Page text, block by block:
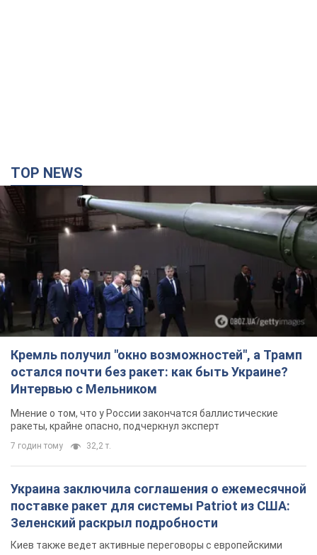
TOP NEWS
Кремль получил "окно возможностей", а Трамп
остался почти без ракет: как быть Украине?
Интервью с Мельником
Мнение о том, что у России закончатся баллистические
ракеты, крайне опасно, подчеркнул эксперт
7 годин тому 32,2 т.
Украина заключила соглашения о ежемесячной
поставке ракет для системы Patriot из США:
Зеленский раскрыл подробности
Киев также ведет активные переговоры с европейскими